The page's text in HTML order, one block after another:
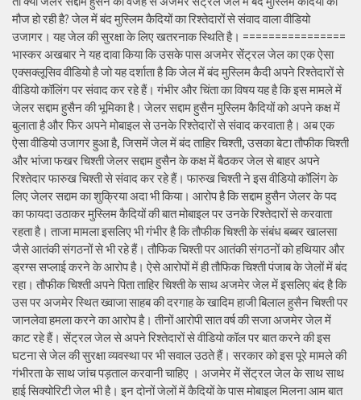
मौज हो रही है? जेल में बंद मुस्लिम कैदियों का रिश्तेदारों से संवाद वाला वीडियो
उजागर। यह जेल की सुरक्षा के लिए खतरनाक स्थिति है। ================
भास्कर अखबार ने यह दावा किया कि उसके पास अजमेर सेंट्रल जेल का एक ऐसा
एक्सक्लूसिव वीडियो है जो यह दर्शाता है कि जेल में बंद मुस्लिम कैदी अपने रिश्तेदारों से
वीडियो कॉलिंग पर संवाद कर रहे हैं। गंभीर और चिंता का विषय यह है कि इस मामले में
जेलर सद्दाम हुसैन की भूमिका है। जेलर सद्दाम हुसैन मुस्लिम कैदियों को अपने कक्ष में
बुलाता है और फिर अपने मोबाइल से उनके रिश्तेदारों से संवाद करवाता है। अब एक
ऐसा वीडियो उजागर हुआ है, जिसमें जेल में बंद ताहिर चिश्ती, उसका बेटा तौफीक चिश्ती
और भांजा फखर चिश्ती जेलर सद्दाम हुसैन के कक्ष में बैठकर जेल से बाहर अपने
रिश्तेदार फारुख चिश्ती से संवाद कर रहे हैं। फारुख चिश्ती ने इस वीडियो कॉलिंग के
लिए जेलर सद्दाम का शुक्रिया अदा भी किया। आरोप है कि सद्दाम हुसैन जेलर के पद
का फायदा उठाकर मुस्लिम कैदियों की बात मोबाइल पर उनके रिश्तेदारों से करवाता
रहता है। ताजा मामला इसलिए भी गंभीर है कि तौफीक चिश्ती के संबंध बब्बर खालसा
जैसे आतंकी संगठनों से भी रहे हैं। तौफिक चिश्ती पर आतंकी संगठनों को हथियार और
ड्रग्स सप्लाई करने के आरोप है। ऐसे आरोपों में ही तौफिक चिश्ती पंजाब के जेलों में बंद
रहा। तौफीक चिश्ती अपने पिता ताहिर चिश्ती के साथ अजमेर जेल में इसलिए बंद है कि
उस पर अजमेर स्थित ख्वाजा साहब की दरगाह के खादिम हाजी बिलाल हुसैन चिश्ती पर
जानलेवा हमला करने का आरोप है। तीनों आरोपी सात वर्ष की सजा अजमेर जेल में
काट रहे हैं। सेंट्रल जेल से अपने रिश्तेदारों से वीडियो कॉल पर बात करने की इस
घटना से जेल की सुरक्षा व्यवस्था पर भी सवाल उठते हैं। सरकार को इस पूरे मामले की
गंभीरता के साथ जांच पड़ताल करवानी चाहिए । अजमेर में सेंट्रल जेल के साथ साथ
हाई सिक्योरिटी जेल भी है। इन दोनों जेलों में कैदियों के पास मोबाइल मिलना आम बात